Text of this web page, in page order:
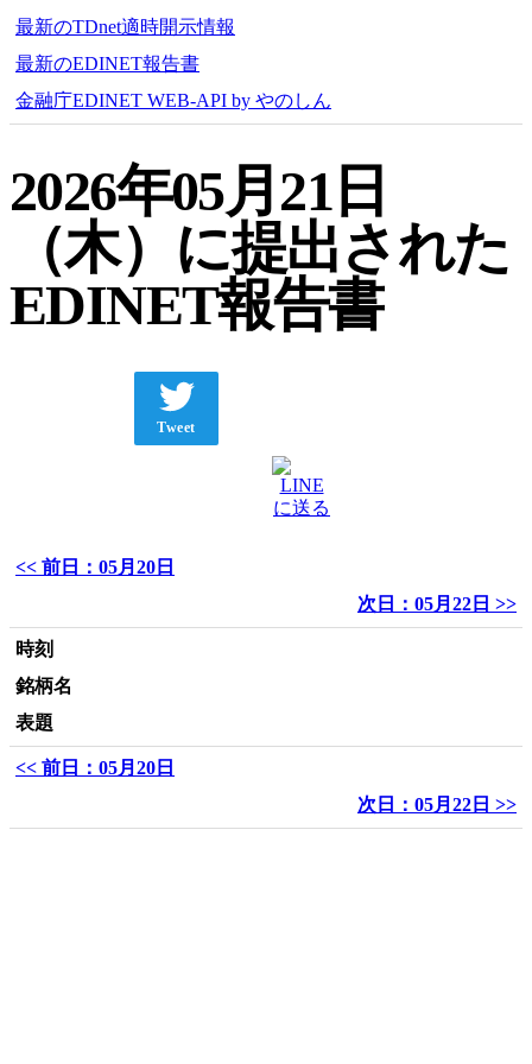
最新のTDnet適時開示情報
最新のEDINET報告書
金融庁EDINET WEB-API by やのしん
2026年05月21日
（木）に提出された
EDINET報告書
Tweet
<< 前日：05月20日
次日：05月22日 >>
時刻
銘柄名
表題
<< 前日：05月20日
次日：05月22日 >>